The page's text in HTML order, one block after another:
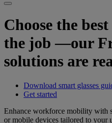
Choose the
the job —our
solutions are
Download smart glasses
Get started
Enhance workforce mobility with
or mobile devices tailored to your